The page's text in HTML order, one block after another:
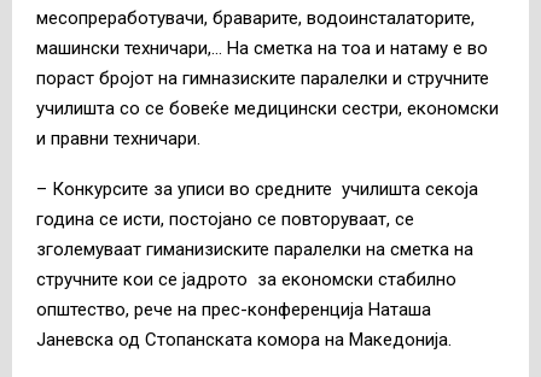
месопреработувачи, браварите, водоинсталаторите,
машински техничари,… На сметка на тоа и натаму е во
пораст бројот на гимназиските паралелки и стручните
училишта со се бовеќе медицински сестри, економски
и правни техничари.
– Конкурсите за уписи во средните училишта секоја
година се исти, постојано се повторуваат, се
зголемуваат гиманизиските паралелки на сметка на
стручните кои се јадрото за економски стабилно
општество, рече на прес-конференција Наташа
Јаневска од Стопанската комора на Македонија.